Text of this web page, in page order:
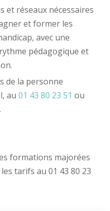
et réseaux nécessaires
et former les
avec une
pédagogique et
de la personne
au 01 43 80 23 51 ou
.
formations majorées
tarifs au 01 43 80 23